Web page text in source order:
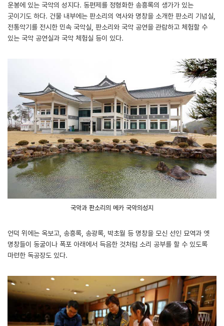
운봉에 있는 국악의 성지다. 동편제를 정형화한 송흥록의 생가가 있는
곳이기도 하다. 건물 내부에는 판소리의 역사와 명창을 소개한 판소리 기념실,
전통악기를 전시한 민속 국악실, 판소리와 국악 공연을 관람하고 체험할 수
있는 국악 공연실과 국악 체험실 등이 있다.
국악과 판소리의 메카 국악의성지
언덕 위에는 옥보고, 송흥록, 송광록, 박초월 등 명창을 모신 선인 묘역과 옛
명창들이 동굴이나 폭포 아래에서 득음한 것처럼 소리 공부를 할 수 있도록
마련한 독공장도 있다.